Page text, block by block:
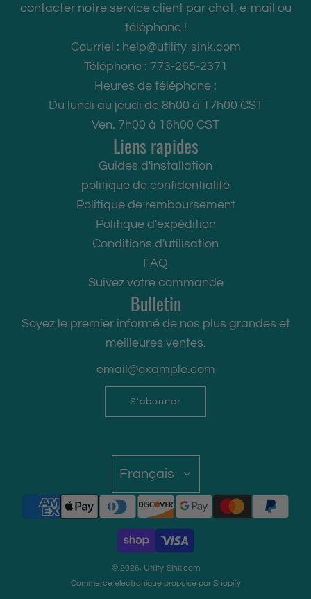
contacter notre service client par chat, e-mail ou
téléphone !
Courriel : help@utility-sink.com
Téléphone : 773-265-2371
Heures de téléphone :
Du lundi au jeudi de 8h00 à 17h00 CST
Ven. 7h00 à 16h00 CST
Liens rapides
Guides d'installation
politique de confidentialité
Politique de remboursement
Politique d'expédition
Conditions d'utilisation
FAQ
Suivez votre commande
Bulletin
Soyez le premier informé de nos plus grandes et
meilleures ventes.
S'abonner
Français
© 2026, Utility-Sink.com
Commerce électronique propulsé par Shopify